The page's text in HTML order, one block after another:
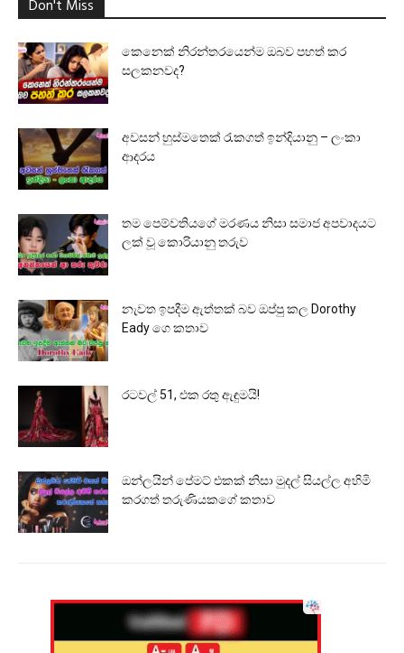
Don't Miss
කෙනෙක් නිරන්තරයෙන්ම ඔබව පහත් කර
සලකනවද?
අවසන් හුස්මතෙක් රැකගත් ඉන්දියානු – ලංකා
ආදරය
තම පෙම්වතියගේ මරණය නිසා සමාජ අපවාදයට
ලක් වූ කොරියානු තරුව
නැවත ඉපදීම ඇත්තක් බව ඔප්පු කල Dorothy
Eady ගෙ කතාව
රටවල් 51, එක රතු ඇඳුමයි!
ඔන්ලයින් පේමට් එකක් නිසා මුදල් සියල්ල අහිමි
කරගත් තරුණියකගේ කතාව